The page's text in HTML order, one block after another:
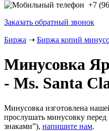
+7
Заказать обратный звонок
Биржа ➝ Биржа копий
Минусовка
- Ms. Santa
Минусовка изготовлена
прослушать минусовку
знаками”), напишите нам.